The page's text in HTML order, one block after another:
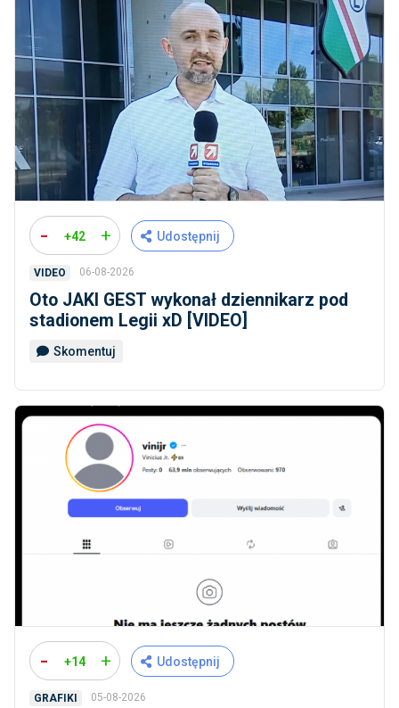
- +42 + Udostępnij
VIDEO 06-08-2026
Oto JAKI GEST wykonał dziennikarz pod
stadionem Legii xD [VIDEO]
Skomentuj
- +14 + Udostępnij
GRAFIKI 05-08-2026